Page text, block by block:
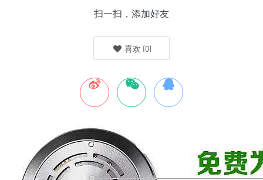
扫一扫，添加好友
喜欢 (0)